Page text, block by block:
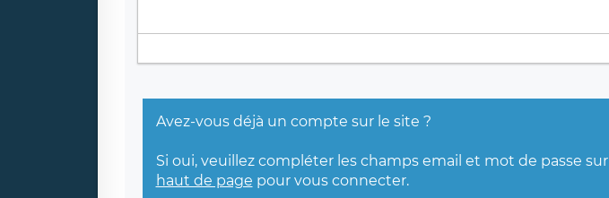
Avez-vous déjà un compte sur le site ?
Si oui, veuillez compléter les champs email et mot de passe sur
haut de page pour vous connecter.